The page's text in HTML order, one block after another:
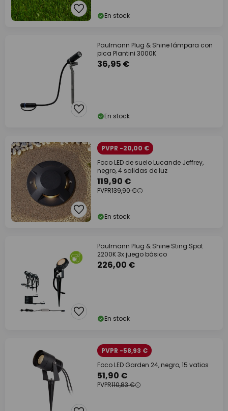
En stock
Paulmann Plug & Shine lámpara con
pica Plantini 3000K
36,95 €
En stock
PVPR -20,00 €
Foco LED de suelo Lucande Jeffrey,
negro, 4 salidas de luz
119,90 €
PVPR139,90 €
En stock
Paulmann Plug & Shine Sting Spot
2200K 3x juego básico
226,00 €
En stock
PVPR -58,93 €
Foco LED Garden 24, negro, 15 vatios
51,90 €
PVPR110,83 €